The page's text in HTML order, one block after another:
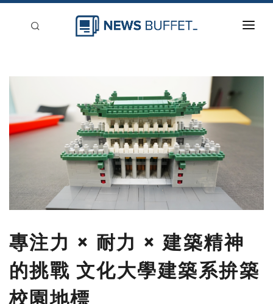
登入
刊登
專注力 × 耐力 × 建築精神
的挑戰 文化大學建築系拚築
校園地標